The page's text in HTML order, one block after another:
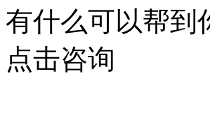
有什么可以帮到
点击咨询